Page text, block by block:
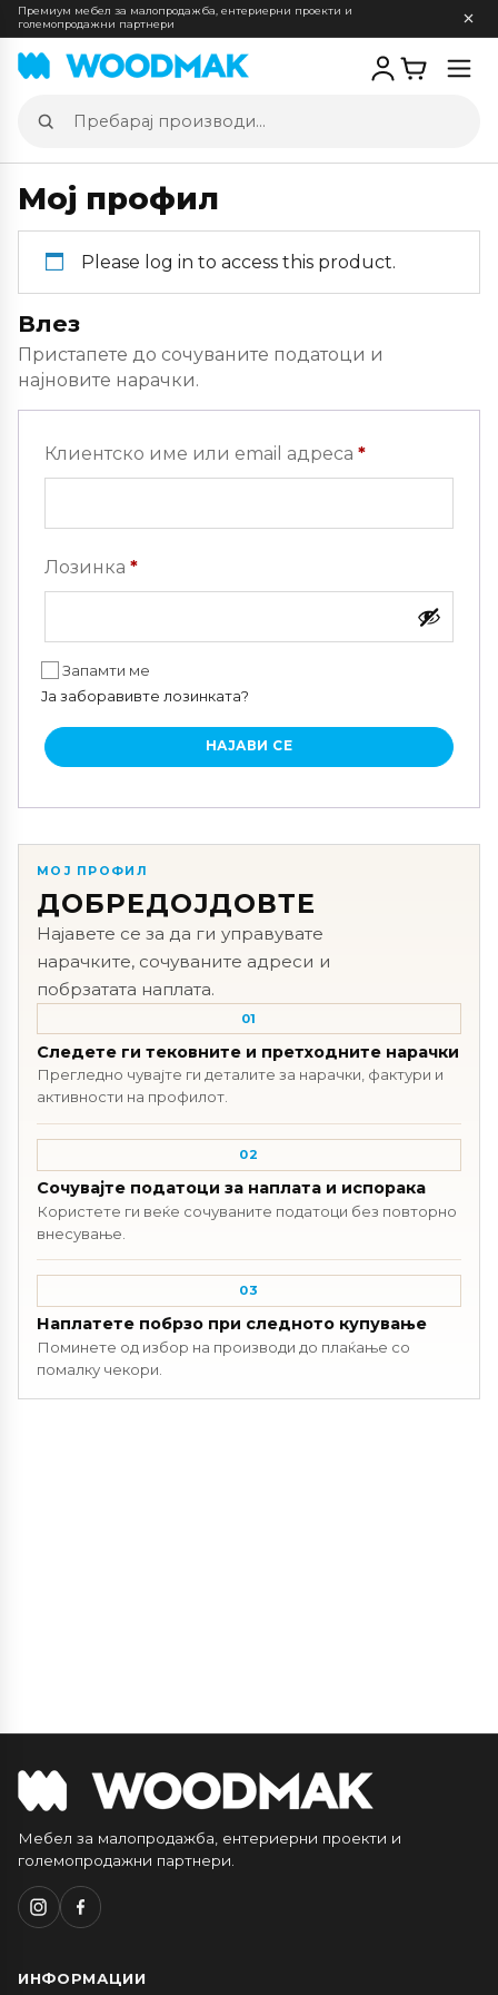
Премиум мебел за малопродажба, ентериерни проекти и
големопродажни партнери
Пребарај
производи
Мој профил
Please log in to access this product.
Влез
Пристапете до сочуваните податоци и
најновите нарачки.
Клиентско име или email адреса *
Лозинка *Задолжително
Запамти ме
Ја заборавивте лозинката?
НАЈАВИ СЕ
МОЈ ПРОФИЛ
ДОБРЕДОЈДОВТЕ
Најавете се за да ги управувате
нарачките, сочуваните адреси и
побрзатата наплата.
01
Следете ги тековните и претходните нарачки
Прегледно чувајте ги деталите за нарачки, фактури и
активности на профилот.
02
Сочувајте податоци за наплата и испорака
Користете ги веќе сочуваните податоци без повторно
внесување.
03
Наплатете побрзо при следното купување
Поминете од избор на производи до плаќање со
помалку чекори.
Мебел за малопродажба, ентериерни проекти и
големопродажни партнери.
ИНФОРМАЦИИ